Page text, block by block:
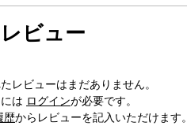
ビュー
レビューはまだありません。
は ログインが必要です。
歴からレビューを記入いただけます。